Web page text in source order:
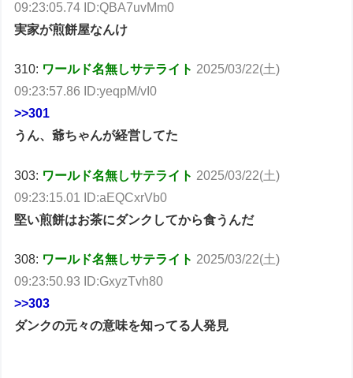
09:23:05.74 ID:QBA7uvMm0
実家が煎餅屋なんけ
310: ワールド名無しサテライト2025/03/22(土)
09:23:57.86 ID:yeqpM/vI0
>>301
うん、爺ちゃんが経営してた
303: ワールド名無しサテライト 2025/03/22(土)
09:23:15.01 ID:aEQCxrVb0
堅い煎餅はお茶にダンクしてから食うんだ
308: ワールド名無しサテライト 2025/03/22(土)
09:23:50.93 ID:GxyzTvh80
>>303
ダンクの元々の意味を知ってる人発見